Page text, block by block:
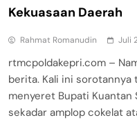
Kekuasaan Daerah
Rahmat Romanudin Juli
rtmcpoldakepri.com –
berita. Kali ini sorotannya
menyeret Bupati Kuantan
sekadar amplop cokelat